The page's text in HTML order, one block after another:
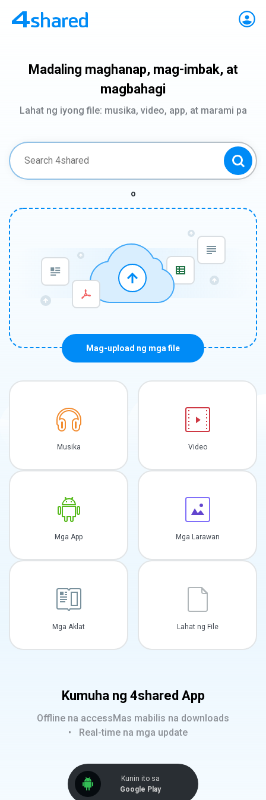
Madaling maghanap, mag-imbak, at
magbahagi
Lahat ng iyong file: musika, video, app, at marami pa
o
Mag-upload ng mga file
Musika Video
Mga App Mga Larawan
Mga Aklat Lahat ng File
Kumuha ng 4shared App
Offline na accessMas mabilis na downloads
Real-time na mga update
Kunin ito sa
Google Play